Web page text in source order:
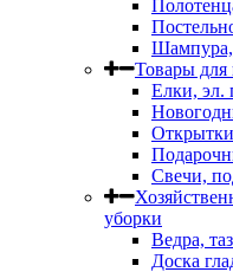
Шампура,
Товары для
Елки, эл.
Открытки
Свечи,
уборки
Ведра,
Доска